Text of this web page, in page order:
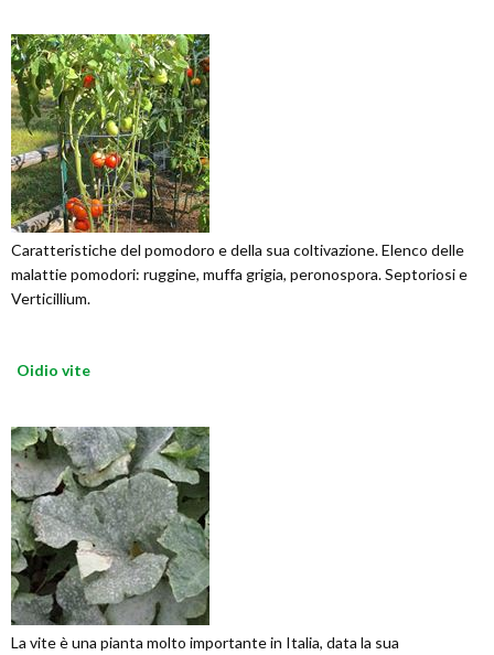
Caratteristiche del pomodoro e della sua coltivazione. Elenco delle
malattie pomodori: ruggine, muffa grigia, peronospora. Septoriosi e
Verticillium.
Oidio vite
La vite è una pianta molto importante in Italia, data la sua